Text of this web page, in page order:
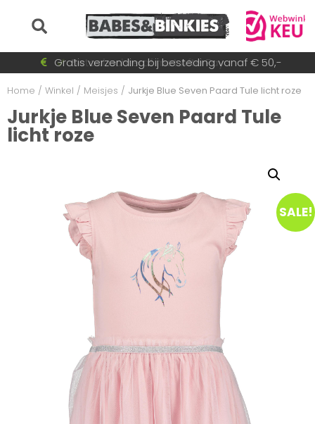
Betaal achteraf met AfterPay
Snel wisselende collectie
Gratis verzending bij besteding vanaf € 50,-
Voor 15:30 besteld = dezelfde dag verzonden!
Home / Winkel / Meisjes / Jurkje Blue Seven Paard Tule licht roze
Jurkje Blue Seven Paard Tule
licht roze
SALE!